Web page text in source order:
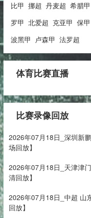
比甲 挪超 丹麦超 希腊甲
罗甲 北爱超 克亚甲 保甲
波黑甲 卢森甲 法罗超
体育比赛直播
比赛录像回放
2026年07月18日_深圳新
场回放】
2026年07月18日_天津津
清回放】
2026年07月18日_中超 山
回放】